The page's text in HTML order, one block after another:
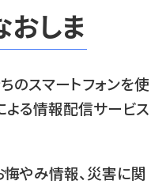
しま
のスマートフォンを使
よる情報配信サービス
やみ情報、災害に関